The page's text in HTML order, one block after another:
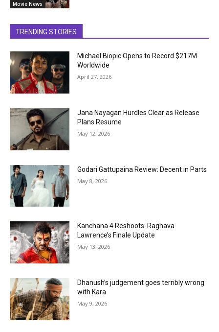
Movie News
TRENDING STORIES
Michael Biopic Opens to Record $217M
Worldwide
April 27, 2026
Jana Nayagan Hurdles Clear as Release
Plans Resume
May 12, 2026
Godari Gattupaina Review: Decent in Parts
May 8, 2026
Kanchana 4 Reshoots: Raghava
Lawrence’s Finale Update
May 13, 2026
Dhanush’s judgement goes terribly wrong
with Kara
May 9, 2026